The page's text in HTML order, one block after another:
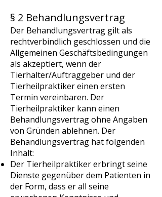
§ 2 Behandlungsvertrag
Der Behandlungsvertrag gilt als
rechtverbindlich geschlossen und die
Allgemeinen Geschäftsbedingungen
als akzeptiert, wenn der
Tierhalter/Auftraggeber und der
Tierheilpraktiker einen ersten
Termin vereinbaren. Der
Tierheilpraktiker kann einen
Behandlungsvertrag ohne Angaben
von Gründen ablehnen. Der
Behandlungsvertrag hat folgenden
Inhalt:
Der Tierheilpraktiker erbringt seine
Dienste gegenüber dem Patienten in
der Form, dass er all seine